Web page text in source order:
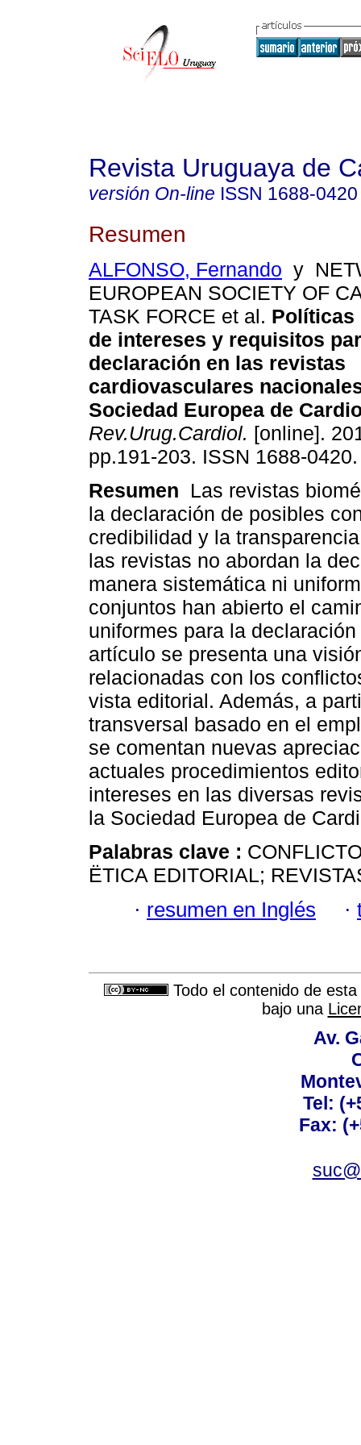
Revista Uruguaya de
versión On-line ISSN 1688-0420
Resumen
ALFONSO, Fernando y
EUROPEAN SOCIETY OF
TASK FORCE et al. Políticas
de intereses y requisitos
declaración en las revistas
cardiovasculares
Sociedad Europea de
Rev.Urug.Cardiol. [online].
pp.191-203. ISSN 1688-0420.
Resumen
Las revistas
la declaración de posibles
credibilidad y la
las revistas no abordan la
manera sistemática ni
conjuntos han abierto el
uniformes para la
artículo se presenta una
relacionadas con los
vista editorial. Además, a
transversal basado en el
se comentan nuevas
actuales procedimientos
intereses en las diversas
la Sociedad Europea de
Palabras clave :
ËTICA EDITORIAL;
· resumen en Inglés ·
Todo el contenido de
bajo una
Av.
Tel:
Fax: